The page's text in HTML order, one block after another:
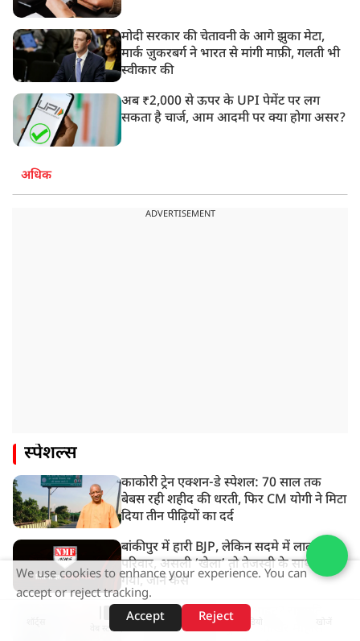
मोदी सरकार की चेतावनी के आगे झुका मेटा,
मार्क ज़ुकरबर्ग ने भारत से मांगी माफ़ी, गलती भी
स्वीकार की
अब ₹2,000 से ऊपर के UPI पेमेंट पर लग
सकता है चार्ज, आम आदमी पर क्या होगा असर?
अधिक
ADVERTISEMENT
स्पेशल्स
काकोरी ट्रेन एक्शन-डे स्पेशल: 70 साल तक
बेबस रही शहीद की धरती, फिर CM योगी ने मिटा
दिया तीन पीढ़ियों का दर्द
बांकीपुर में हारी BJP, लेकिन सदमे में लालू
परिवार, असली ‘खेला’ तो तेजस्वी के साथ हो
गया, जानें कैसे
पाकिस्तान में तख्तापलट की आहट? राष्ट्रपति
बनना चाह रहे आसिम मुनीर! आखिर मोहसिन
वेब स्टोरीज़
We use cookies to enhance your experience. You can
accept or reject tracking.
Accept
Reject